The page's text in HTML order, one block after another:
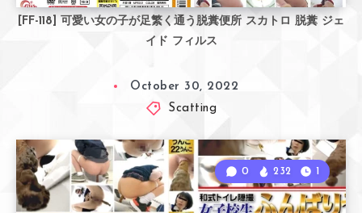
[FF-118] 可愛い女の子が足繁く通う脱糞便所 スカトロ 脱糞 ジェ
イド フィルス
October 30, 2022
Scatting
0 232 1